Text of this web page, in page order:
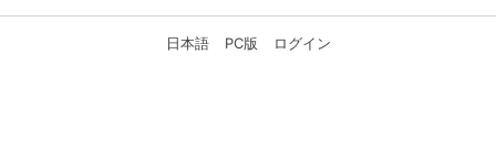
日本語 PC版 ログイン